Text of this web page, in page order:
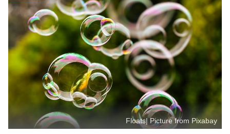
Floats| Picture from Pixabay